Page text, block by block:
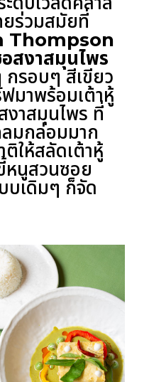
ยร่วมสมัยที่
Thompson
สงาสมุนไพร
รอบๆ สีเขียว
มาพร้อมเต้าหู้
าสมุนไพร ที่
มกล่อมมาก
ให้สลัดเต้าหู้
หนูสวนซอย
บเดิมๆ ก็จัด